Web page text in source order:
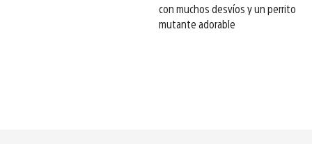
con muchos desvíos y un perrito
mutante adorable